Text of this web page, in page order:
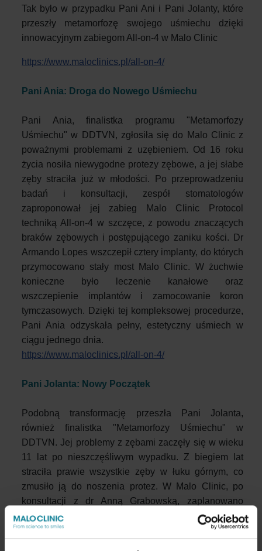
Tak było w przypadku Pani Ani i Pani Jolanty, które
przeszły metamorfozę swojego uśmiechu dzięki
innowacyjnym zabiegom All-on-4 w Malo Clinic
https://www.maloclinics.pl/all-on-4/
Pani Ania: Droga do Nowego Uśmiechu
Pani Ania, finalistka programu "Metamorfozy
Uśmiechu" w DDTVN, zgłosiła się do Malo Clinic z
poważnymi problemami z uzębieniem. Od 16 roku
życia nosiła niewygodne protezy zębowe, a jej słabe
zęby straciła już w młodości. Po przeprowadzeniu
badań i konsultacji, zespół stomatologów
zaproponował jej zabieg Malo Clinic Protocol
techniką All-on-4 w szczęce, z powodu znaczących
braków zębowych i postępującego zaniku kości. Dr
Armando Lopes wszczepił cztery implanty, do których
przymocowano stały most Malo Clinic. W żuchwie
konieczne było leczenie kanałowe oraz
wszczepienie implantów i zamocowanie koron
tymczasowych. Dzięki tej kompleksowej procedurze,
Pani Ania odzyskała pełny, estetyczny uśmiech w
ciągu jednego dnia.
https://www.maloclinics.pl/all-on-4/
Pani Jolanta: Nowy Początek
Podobną transformację przeszła Pani Jolanta,
również finalistka "Metamorfozy Uśmiechu" w
DDTVN. Jej problemy z zębami zaczęły się w wieku
11 lat po nieszczęśliwym wypadku. Z biegiem lat
straciła prawie wszystkie zęby w łuku górnym, co
zmusiło ją do noszenia protez. W Malo Clinic, po
konsultacji z dr Anną Grabowską, zaplanowano
zabieg All-on-4™ w szczęce oraz wszczepienie
implantów i odbudowę estetyczną w żuchwie. Dzięki